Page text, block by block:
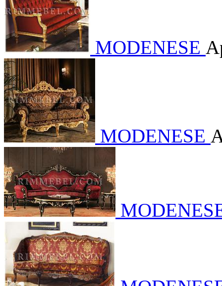
MODENESE
MODENESE